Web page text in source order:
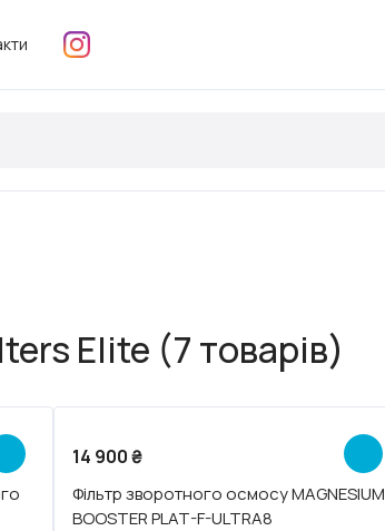
Elite (7 товарів)
Новинка
14 900₴
Фільтр зворотного осмосу MAGNESIUM
BOOSTER PLAT-F-ULTRA8